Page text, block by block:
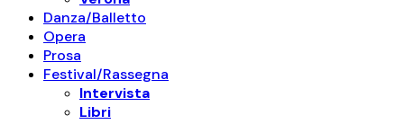
Danza/Balletto
Opera
Prosa
Festival/Rassegna
Intervista
Libri